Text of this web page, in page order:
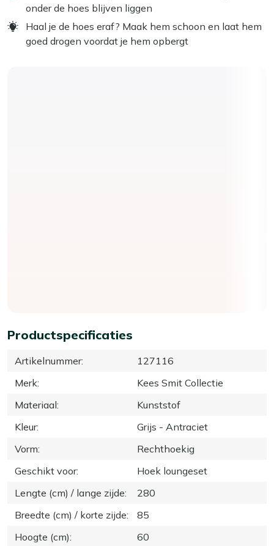
Productspecificaties
Artikelnummer:
127116
Merk:
Kees Smit Collectie
Materiaal:
Kunststof
Kleur:
Grijs - Antraciet
Vorm:
Rechthoekig
Geschikt voor:
Hoek loungeset
Lengte (cm) / lange zijde:
280
Breedte (cm) / korte zijde:
85
Hoogte (cm): 60
onder de hoes blijven liggen
Haal je de hoes eraf? Maak hem schoon en laat hem
goed drogen voordat je hem opbergt